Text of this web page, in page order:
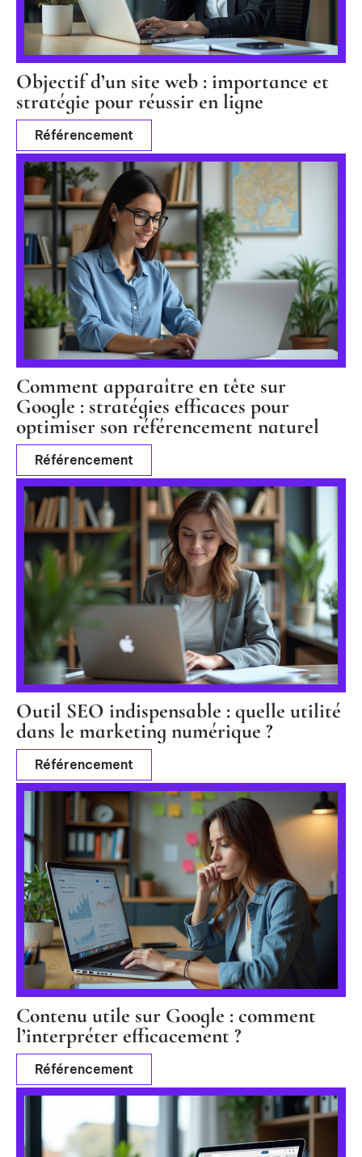
Objectif d’un site web : importance et
stratégie pour réussir en ligne
Référencement
Comment apparaître en tête sur
Google : stratégies efficaces pour
optimiser son référencement naturel
Référencement
Outil SEO indispensable : quelle utilité
dans le marketing numérique ?
Référencement
Contenu utile sur Google : comment
l’interpréter efficacement ?
Référencement